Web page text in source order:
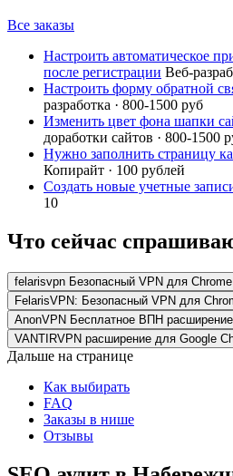
Все заказы
Настроить автоматическое
после регистрации Веб-
Настроить форму обратной
разработка · 800-1500 руб
Изменить цвет фона шапки
доработки сайтов · 800-1500
Нужно заполнить страницу
Копирайт · 100 рублей
Создать новые учетные
10
Что сейчас
felarisvpn Безопасный VPN для Chrome
FelarisVPN: Безопасный VPN для
AnonVPN Бесплатное ВПН расширение
VANTIRVPN расширение для Google
Дальше на странице
Как выбирать
FAQ
Заказы в нише
Отзывы